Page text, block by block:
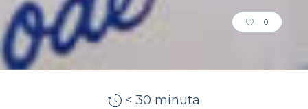
0
< 30 minuta